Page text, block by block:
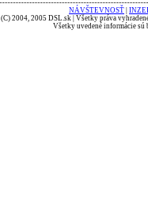
NÁVŠTEVNOSŤ
(C) 2004, 2005 DSL.sk | Všetky práva
Všetky uvedené informácie sú